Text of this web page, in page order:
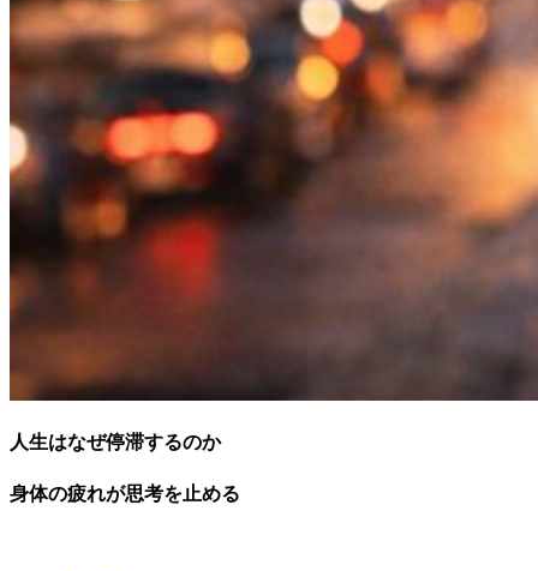
人生はなぜ停滞するのか
身体の疲れが思考を止める